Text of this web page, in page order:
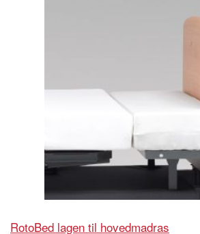
RotoBed lagen til hovedmadras